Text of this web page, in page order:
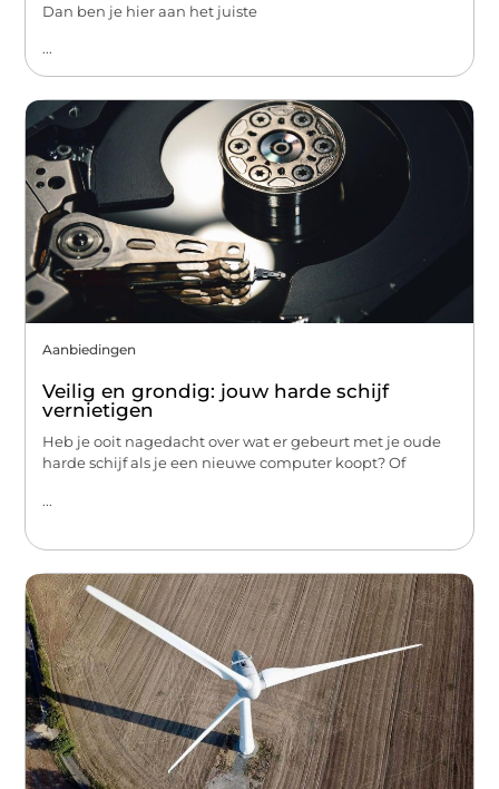
Dan ben je hier aan het juiste
...
Aanbiedingen
Veilig en grondig: jouw harde schijf
vernietigen
Heb je ooit nagedacht over wat er gebeurt met je oude
harde schijf als je een nieuwe computer koopt? Of
...